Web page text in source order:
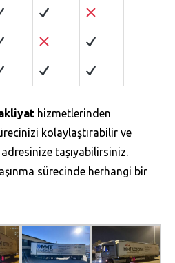
hizmetlerinden
kolaylaştırabilir ve
adresinize taşıyabilirsiniz.
sürecinde herhangi bir